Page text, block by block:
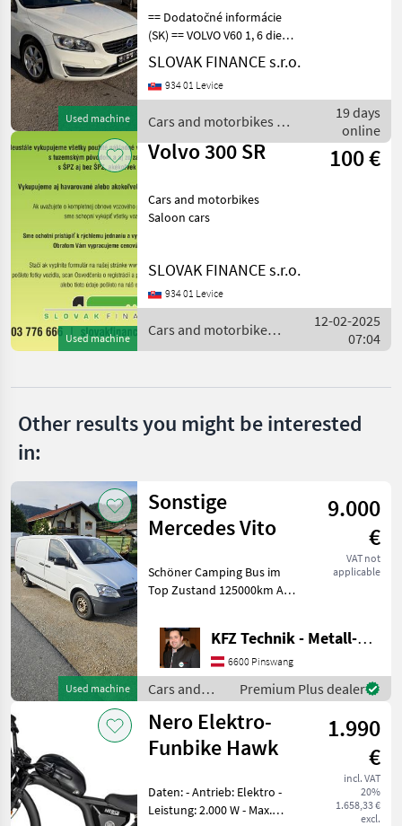
Volvo
Skoda
Mercedes
Ford
Fiat
Volkswagen
Show
all 18
MARKETPLACE
Dealer
Used machine
== Dodatočné informácie
(SK) == VOLVO V60 1, 6 diesel
r.v. 05/2014, 213 018 km,
EURO 5b, 84 kW, 1560 cm3,
automat 6st, 4x elektrické
temp
SLOVAK FINANCE s.r.o.
934 01 Levice
Cars and motorbikes /
Volvo
19 days
online
Used machine
Volvo 300 SR 100 €
Cars and motorbikes
Saloon cars
SLOVAK FINANCE s.r.o.
934 01 Levice
Cars and motorbikes /
Volvo
12-02-2025
07:04
Other results you might be interested
in:
Used machine
Sonstige
Mercedes Vito
9.000
€
VAT not
applicable
Schöner Camping Bus im
Top Zustand 125000km Als
Einsatzbar Navi
Rückkamera Kein Allrad 3-
Sitzer Diesel 130PS 2
Besitzer Cars and moto
KFZ Technik - Metall-Maschinenbau Wörle
6600 Pinswang
Cars and
motorbikes /
Sonstige
Premium Plus dealer
Nero Elektro-
Funbike Hawk
1.990
€
incl. VAT
20%
1.658,33 €
excl.
Daten: - Antrieb: Elektro -
Leistung: 2.000 W - Max.